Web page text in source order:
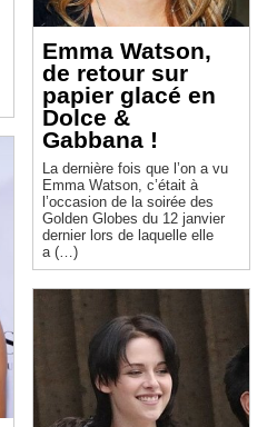
Emma Watson,
de retour sur
papier glacé en
Dolce &
Gabbana !
La dernière fois que l’on a vu
Emma Watson, c’était à
l’occasion de la soirée des
Golden Globes du 12 janvier
dernier lors de laquelle elle
a (…)